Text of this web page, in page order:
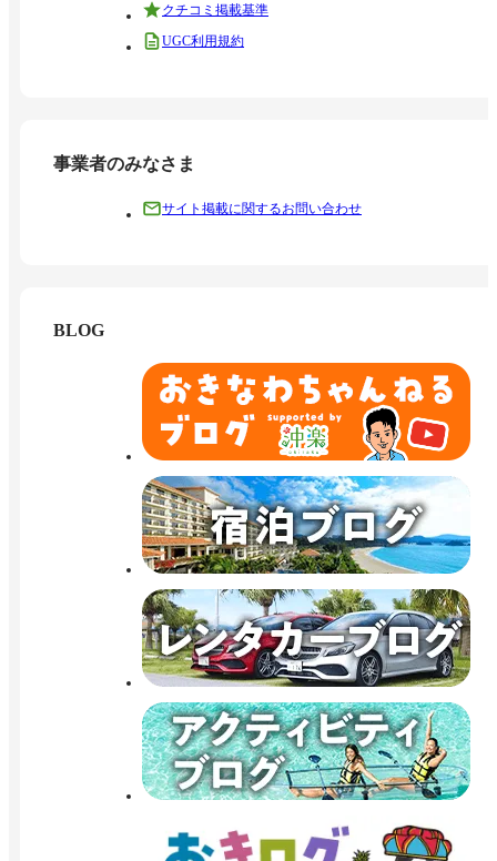
クチコミ掲載基準
UGC利用規約
事業者のみなさま
サイト掲載に関するお問い合わせ
BLOG